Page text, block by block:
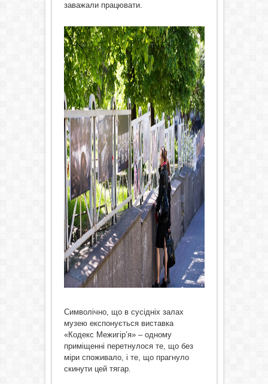
заважали працювати.
Символічно, що в сусідніх залах
музею експонується виставка
«Кодекс Межигір’я» – одному
приміщенні перетнулося те, що без
міри споживало, і те, що прагнуло
скинути цей тягар.